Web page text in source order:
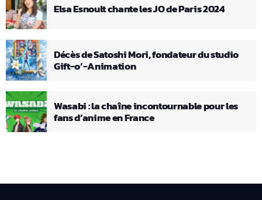
Elsa Esnoult chante les JO de Paris 2024
Décès de Satoshi Mori, fondateur du studio
Gift-o’-Animation
Wasabi : la chaîne incontournable pour les
fans d’anime en France